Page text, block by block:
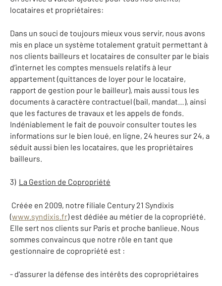
locataires et pro­priétaires:
Dans un souci de toujours mieux vous ser­vir, nous avons
mis en place un système totalement gratuit permettant à
nos clients bailleurs et locataires de consulter par le biais
d’internet les comptes men­suels relatifs à leur
appartement (quit­tances de loyer pour le locataire,
rapport de gestion pour le bailleur), mais aussi tous les
documents à caractère contractuel (bail, mandat…), ainsi
que les factures de travaux et les appels de fonds.
Indéniablement le fait de pouvoir consul­ter toutes les
informations sur le bien loué, en ligne, 24 heures sur 24, a
séduit aussi bien les locataires, que les propriétaires
bailleurs.
3) La Gestion de Copropriété
Créée en 2009, notre filiale Century 21 Syndixis
(www.syndixis.fr) est dédiée au métier de la copropriété.
Elle sert nos clients sur Paris et proche banlieue. Nous
sommes convaincus que notre rôle en tant que
gestionnaire de copropriété est :
- d'assurer la défense des intérêts des copropriétaires